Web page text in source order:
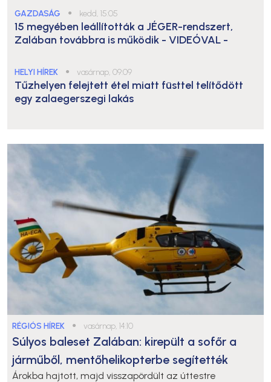
GAZDASÁG ● kedd, 15:05
15 megyében leállították a JÉGER-rendszert,
Zalában továbbra is működik - VIDEÓVAL -
HELYI HÍREK ● vasárnap, 09:09
Tűzhelyen felejtett étel miatt füsttel telítődött
egy zalaegerszegi lakás
RÉGIÓS HÍREK ● vasárnap, 14:10
Súlyos baleset Zalában: kirepült a sofőr a
járműből, mentőhelikopterbe segítették
Árokba hajtott, majd visszapördült az úttestre